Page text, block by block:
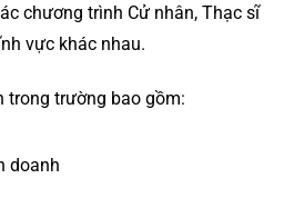
chương trình Cử nhân, Thạc sĩ
vực khác nhau.
trong trường bao gồm:
doanh